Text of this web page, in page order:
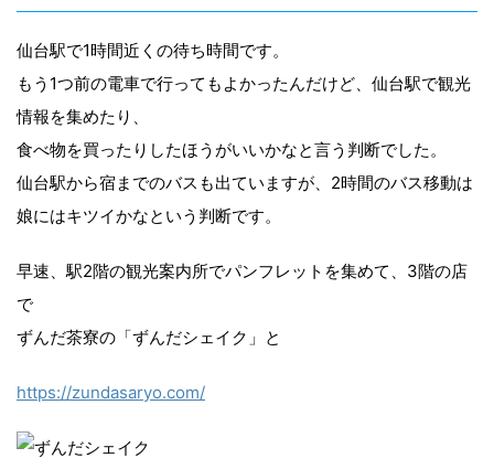
仙台駅で1時間近くの待ち時間です。
もう1つ前の電車で行ってもよかったんだけど、仙台駅で観光
情報を集めたり、
食べ物を買ったりしたほうがいいかなと言う判断でした。
仙台駅から宿までのバスも出ていますが、2時間のバス移動は
娘にはキツイかなという判断です。
早速、駅2階の観光案内所でパンフレットを集めて、3階の店
で
ずんだ茶寮の「ずんだシェイク」と
https://zundasaryo.com/